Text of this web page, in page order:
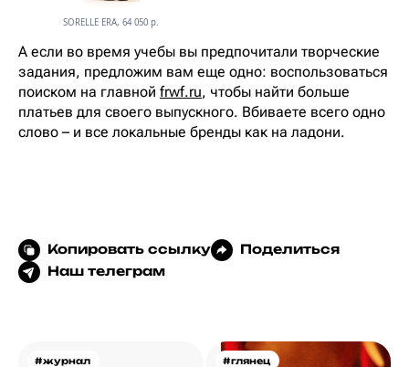
SORELLE ERA, 64 050 р.
А если во время учебы вы предпочитали творческие
задания, предложим вам еще одно: воспользоваться
поиском на главной frwf.ru, чтобы найти больше
платьев для своего выпускного. Вбиваете всего одно
слово – и все локальные бренды как на ладони.
Копировать ссылку
Поделиться
Наш телеграм
#журнал #глянец